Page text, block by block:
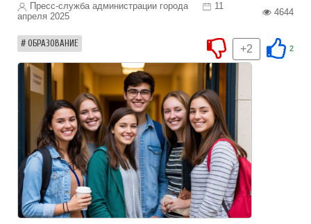
Пресс-служба администрации города
11
апреля 2025
4644
ОБРАЗОВАНИЕ 2
+2